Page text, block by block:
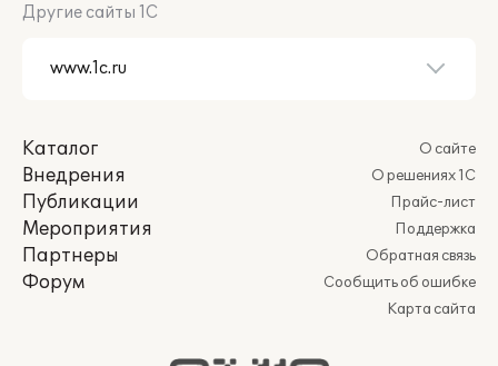
Другие сайты 1С
Каталог
Внедрения
Публикации
Мероприятия
Партнеры
Форум
О сайте
О решениях 1С
Прайс-лист
Поддержка
Обратная связь
Сообщить об ошибке
Карта сайта